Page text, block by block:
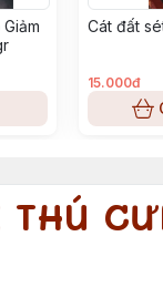
Cát đất
15.000đ